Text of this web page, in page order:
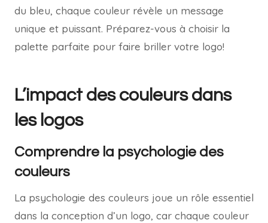
du bleu, chaque couleur révèle un message
unique et puissant. Préparez-vous à choisir la
palette parfaite pour faire briller votre logo!
L’impact des couleurs dans
les logos
Comprendre la psychologie des
couleurs
La psychologie des couleurs joue un rôle essentiel
dans la conception d’un logo, car chaque couleur